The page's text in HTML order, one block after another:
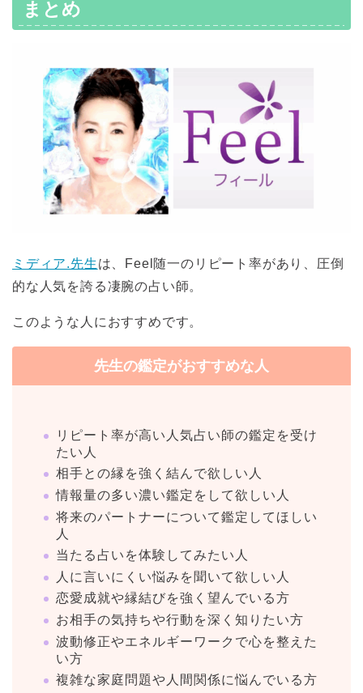
まとめ
ミディア.先生は、Feel随一のリピート率があり、圧倒
的な人気を誇る凄腕の占い師。
このような人におすすめです。
先生の鑑定がおすすめな人
リピート率が高い人気占い師の鑑定を受け
たい人
相手との縁を強く結んで欲しい人
情報量の多い濃い鑑定をして欲しい人
将来のパートナーについて鑑定してほしい
人
当たる占いを体験してみたい人
人に言いにくい悩みを聞いて欲しい人
恋愛成就や縁結びを強く望んでいる方
お相手の気持ちや行動を深く知りたい方
波動修正やエネルギーワークで心を整えた
い方
複雑な家庭問題や人間関係に悩んでいる方